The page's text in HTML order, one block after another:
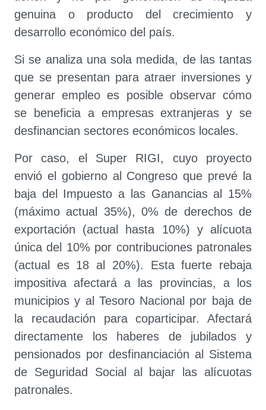
genuina o producto del crecimiento y
desarrollo económico del país.
Si se analiza una sola medida, de las tantas
que se presentan para atraer inversiones y
generar empleo es posible observar cómo
se beneficia a empresas extranjeras y se
desfinancian sectores económicos locales.
Por caso, el Super RIGI, cuyo proyecto
envió el gobierno al Congreso que prevé la
baja del Impuesto a las Ganancias al 15%
(máximo actual 35%), 0% de derechos de
exportación (actual hasta 10%) y alícuota
única del 10% por contribuciones patronales
(actual es 18 al 20%). Esta fuerte rebaja
impositiva afectará a las provincias, a los
municipios y al Tesoro Nacional por baja de
la recaudación para coparticipar. Afectará
directamente los haberes de jubilados y
pensionados por desfinanciación al Sistema
de Seguridad Social al bajar las alícuotas
patronales.